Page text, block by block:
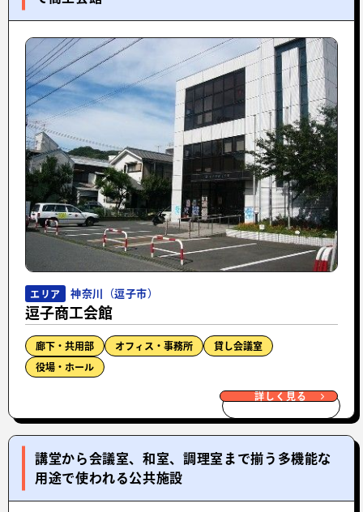
エリア 神奈川（逗子市）
逗子商工会館
廊下・共用部 オフィス・事務所 貸し会議室
役場・ホール
詳しく見る
講堂から会議室、和室、調理室まで揃う多機能な
用途で使われる公共施設